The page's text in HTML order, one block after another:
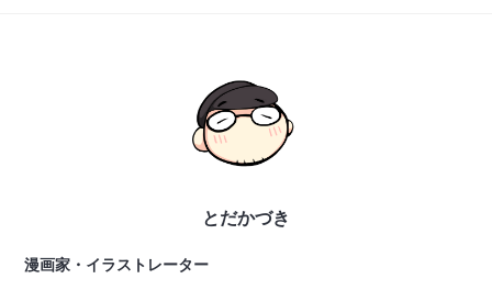
とだかづき
漫画家・イラストレーター